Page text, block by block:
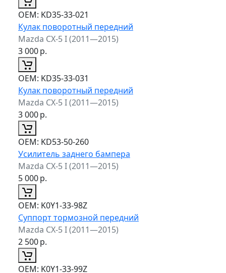
ОЕМ: KD35-33-021
Кулак поворотный передний
Mazda CX-5 I (2011—2015)
3 000р.
ОЕМ: KD35-33-031
Кулак поворотный передний
Mazda CX-5 I (2011—2015)
3 000р.
ОЕМ: KD53-50-260
Усилитель заднего бампера
Mazda CX-5 I (2011—2015)
5 000р.
ОЕМ: K0Y1-33-98Z
Суппорт тормозной передний
Mazda CX-5 I (2011—2015)
2 500р.
ОЕМ: K0Y1-33-99Z